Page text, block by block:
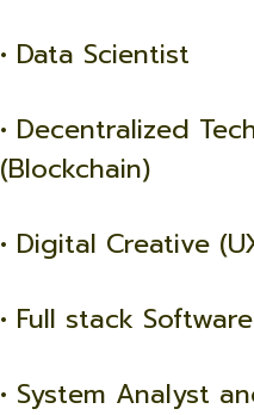
• Data Scientist
• Decentralized
(Blockchain)
• Digital Creative
• Full stack
• System Analyst